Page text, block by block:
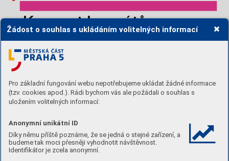
Žádost o souhlas s ukládáním volitelných informací
Pro základní fungování webu nepotřebujeme ukládat žádné informace
(tzv. cookies apod.). Rádi bychom vás ale požádali o souhlas s
uložením volitelných informací:
Anonymní unikátní ID
Díky němu příště poznáme, že se jedná o stejné zařízení, a
budeme tak moci přesněji vyhodnotit návštěvnost.
Identifikátor je zcela anonymní.
Koncert laureátů
19. ročníku soutěže
Talent Pr
st • 18.30
Sál Bohuslava
Martin ů, HAMU
Malostranské nám. 13, Praha